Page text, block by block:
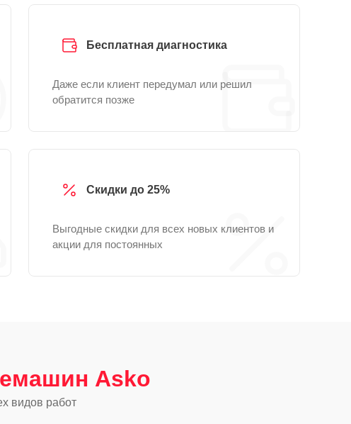
Бесплатная диагностика
Даже если клиент передумал или решил
обратится позже
Скидки до 25%
Выгодные скидки для всех новых клиентов и
акции для постоянных
Asko
видов работ